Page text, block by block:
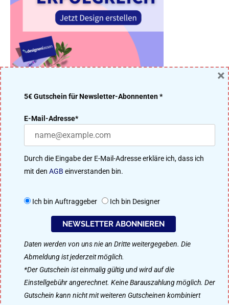
DER DESIGNENLASSEN.DE BLOG – DESIGN MACHT IDEEN
ERFOLGREICH
Viele Designer aus unserer 91.200 Mitglieder starken Community
treten im kreativen Wettbewerb um das beste Ergebnis an. Perfekt
So funktioniert designenlassen.de
Als Designer mitmachen
5€ Gutschein für Newsletter-Abonnenten *
E-Mail-Adresse*
Durch die Eingabe der E-Mail-Adresse erkläre ich, dass ich
mit den AGB einverstanden bin.
Ich bin Auftraggeber Ich bin Designer
NEWSLETTER ABONNIEREN
Daten werden von uns nie an Dritte weitergegeben. Die
Abmeldung ist jederzeit möglich.
*Der Gutschein ist einmalig gültig und wird auf die
Einstellgebühr angerechnet. Keine Barauszahlung möglich. Der
Gutschein kann nicht mit weiteren Gutscheinen kombiniert
×